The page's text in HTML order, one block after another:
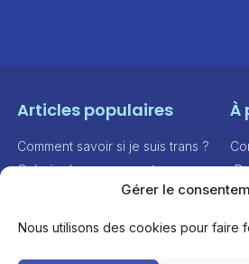
Gérer le
Nous utilisons des cookies pour faire
Articles populaires
Comment savoir si je suis trans ?
Galerie de personnes trans
Modèles de lettre de coming
Aides financières
Témoignages
À